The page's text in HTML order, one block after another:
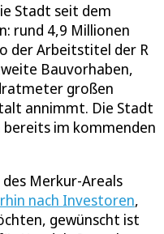
Stadt seit dem
rund 4,9 Millionen
der Arbeitstitel der R
Bauvorhaben,
großen
annimmt. Die Stadt
im kommenden
Merkur-Areals
nach Investoren,
gewünscht ist